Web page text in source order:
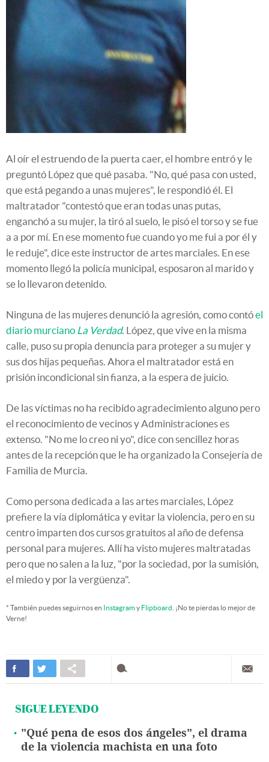
Al oír el estruendo de la puerta caer, el hombre entró y le
preguntó López que qué pasaba. "No, qué pasa con usted,
que está pegando a unas mujeres", le respondió él. El
maltratador "contestó que eran todas unas putas,
enganchó a su mujer, la tiró al suelo, le pisó el torso y se fue
a a por mí. En ese momento fue cuando yo me fui a por él y
le reduje", dice este instructor de artes marciales. En ese
momento llegó la policía municipal, esposaron al marido y
se lo llevaron detenido.
Ninguna de las mujeres denunció la agresión, como contóel
diario murciano La Verdad. López, que vive en la misma
calle, puso su propia denuncia para proteger a su mujer y
sus dos hijas pequeñas. Ahora el maltratador está en
prisión incondicional sin fianza, a la espera de juicio.
De las víctimas no ha recibido agradecimiento alguno pero
el reconocimiento de vecinos y Administraciones es
extenso. "No me lo creo ni yo", dice con sencillez horas
antes de la recepción que le ha organizado la Consejería de
Familia de Murcia.
Como persona dedicada a las artes marciales, López
prefiere la vía diplomática y evitar la violencia, pero en su
centro imparten dos cursos gratuitos al año de defensa
personal para mujeres. Allí ha visto mujeres maltratadas
pero que no salen a la luz, "por la sociedad, por la sumisión,
el miedo y por la vergüenza".
* También puedes seguirnos en Instagramy Flipboard . ¡No te pierdas lo mejor de
Verne!
SIGUE LEYENDO
"Qué pena de esos dos ángeles", el drama
de la violencia machista en una foto